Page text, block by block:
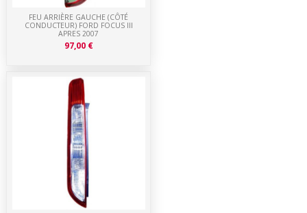
FEU ARRIÈRE GAUCHE (CÔTÉ
CONDUCTEUR) FORD FOCUS III
APRES 2007
97,00 €